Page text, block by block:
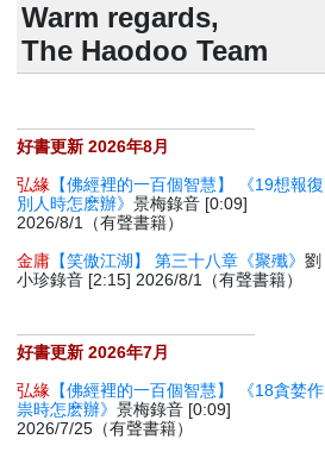
Warm regards,
The Haodoo Team
好書更新 2026年8月
弘緣 【佛經裡的一百個智慧】 《19想報復
別人時怎麽辦》景梅錄音 [0:09]
2026/8/1（有聲書籍）
金庸 【笑傲江湖】 第三十八章《聚殲》劉
小珍錄音 [2:15] 2026/8/1（有聲書籍）
好書更新 2026年7月
弘緣 【佛經裡的一百個智慧】 《18貪婪作
祟時怎麽辦》景梅錄音 [0:09]
2026/7/25（有聲書籍）